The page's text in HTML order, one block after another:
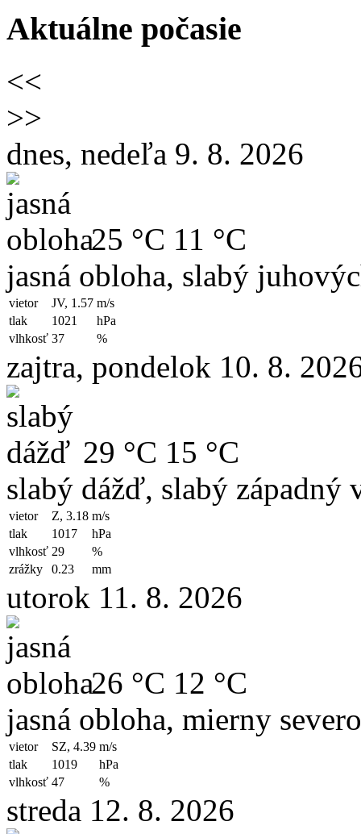
Aktuálne počasie
<<
>>
dnes, nedeľa 9. 8. 2026
25 °C 11 °C
jasná obloha, slabý
vietor JV, 1.57 m/s
tlak
1021
hPa
vlhkosť 37 %
zajtra, pondelok 10. 8.
29 °C 15 °C
slabý dážď, slabý západný
vietor Z, 3.18 m/s
tlak
1017
hPa
vlhkosť 29
%
zrážky
0.23 mm
utorok 11. 8. 2026
26 °C 12 °C
jasná obloha, mierny
vietor SZ, 4.39 m/s
tlak
1019
hPa
vlhkosť 47 %
streda 12. 8. 2026